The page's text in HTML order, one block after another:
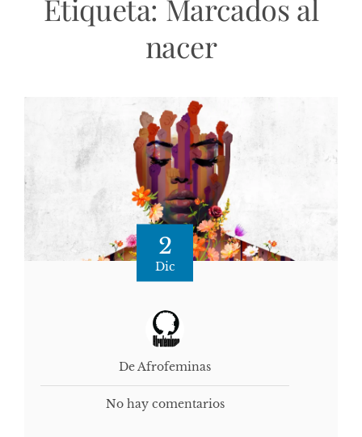
Etiqueta: Marcados al
nacer
2
Dic
De Afrofeminas
No hay comentarios